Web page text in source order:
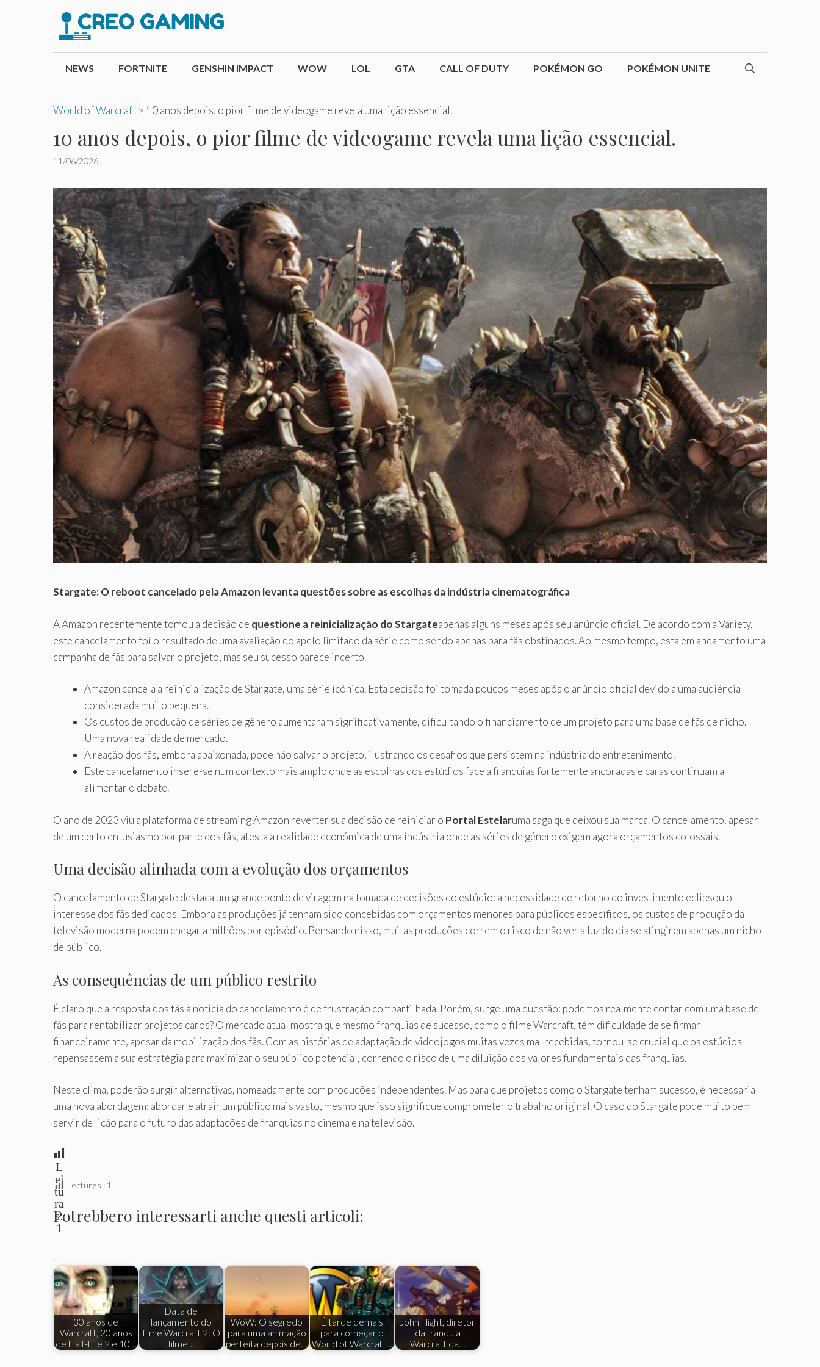
conteúdo
NEWS FORTNITE GENSHIN IMPACT WOW LOL GTA CALL OF DUTY POKÉMON GO POKÉMON UNITE
World of Warcraft > 10 anos depois, o pior filme de videogame revela uma lição essencial.
10 anos depois, o pior filme de videogame revela uma lição essencial.
11/06/2026
Stargate: O reboot cancelado pela Amazon levanta questões sobre as escolhas da indústria cinematográfica
A Amazon recentemente tomou a decisão de questione a reinicialização do Stargateapenas alguns meses após seu anúncio oficial. De acordo com a Variety,
este cancelamento foi o resultado de uma avaliação do apelo limitado da série como sendo apenas para fãs obstinados. Ao mesmo tempo, está em andamento uma
campanha de fãs para salvar o projeto, mas seu sucesso parece incerto.
Amazon cancela a reinicialização de Stargate, uma série icônica. Esta decisão foi tomada poucos meses após o anúncio oficial devido a uma audiência
considerada muito pequena.
Os custos de produção de séries de gênero aumentaram significativamente, dificultando o financiamento de um projeto para uma base de fãs de nicho.
Uma nova realidade de mercado.
A reação dos fãs, embora apaixonada, pode não salvar o projeto, ilustrando os desafios que persistem na indústria do entretenimento.
Este cancelamento insere-se num contexto mais amplo onde as escolhas dos estúdios face a franquias fortemente ancoradas e caras continuam a
alimentar o debate.
O ano de 2023 viu a plataforma de streaming Amazon reverter sua decisão de reiniciar o Portal Estelaruma saga que deixou sua marca. O cancelamento, apesar
de um certo entusiasmo por parte dos fãs, atesta a realidade económica de uma indústria onde as séries de género exigem agora orçamentos colossais.
Uma decisão alinhada com a evolução dos orçamentos
O cancelamento de Stargate destaca um grande ponto de viragem na tomada de decisões do estúdio: a necessidade de retorno do investimento eclipsou o
interesse dos fãs dedicados. Embora as produções já tenham sido concebidas com orçamentos menores para públicos específicos, os custos de produção da
televisão moderna podem chegar a milhões por episódio. Pensando nisso, muitas produções correm o risco de não ver a luz do dia se atingirem apenas um nicho
de público.
As consequências de um público restrito
É claro que a resposta dos fãs à notícia do cancelamento é de frustração compartilhada. Porém, surge uma questão: podemos realmente contar com uma base de
fãs para rentabilizar projetos caros? O mercado atual mostra que mesmo franquias de sucesso, como o filme Warcraft, têm dificuldade de se firmar
financeiramente, apesar da mobilização dos fãs. Com as histórias de adaptação de videojogos muitas vezes mal recebidas, tornou-se crucial que os estúdios
repensassem a sua estratégia para maximizar o seu público potencial, correndo o risco de uma diluição dos valores fundamentais das franquias.
Neste clima, poderão surgir alternativas, nomeadamente com produções independentes. Mas para que projetos como o Stargate tenham sucesso, é necessária
uma nova abordagem: abordar e atrair um público mais vasto, mesmo que isso signifique comprometer o trabalho original. O caso do Stargate pode muito bem
servir de lição para o futuro das adaptações de franquias no cinema e na televisão.
L
ei
tu
ra
s:
1
Lectures : 1
Potrebbero interessarti anche questi articoli:
.
30 anos de
Warcraft, 20 anos
de Half-Life 2 e 10…
Data de
lançamento do
filme Warcraft 2: O
filme…
WoW: O segredo
para uma animação
perfeita depois de…
É tarde demais
para começar o
World of Warcraft…
John Hight, diretor
da franquia
Warcraft da…